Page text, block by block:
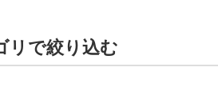
リで絞り込む